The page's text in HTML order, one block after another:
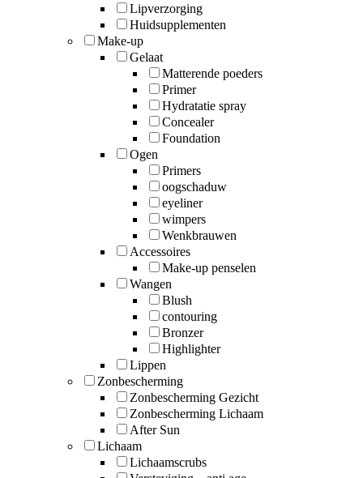
Lipverzorging
Huidsupplementen
Make-up
Gelaat
Matterende poeders
Primer
Hydratatie spray
Concealer
Foundation
Ogen
Primers
oogschaduw
eyeliner
wimpers
Wenkbrauwen
Accessoires
Make-up penselen
Wangen
Blush
contouring
Bronzer
Highlighter
Lippen
Zonbescherming
Zonbescherming Gezicht
Zonbescherming Lichaam
After Sun
Lichaam
Lichaamscrubs